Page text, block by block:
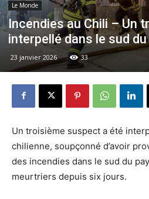
Le Monde
Incendies au Chili – Un
interpellé dans le sud
23 janvier 2026 33
Un troisième suspect a été
chilienne, soupçonné d’avoir
des incendies dans le sud du
meurtriers depuis six jours.